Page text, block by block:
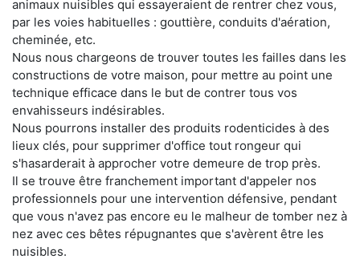
animaux nuisibles qui essayeraient de rentrer chez vous,
par les voies habituelles : gouttière, conduits d'aération,
cheminée, etc.
Nous nous chargeons de trouver toutes les failles dans les
constructions de votre maison, pour mettre au point une
technique efficace dans le but de contrer tous vos
envahisseurs indésirables.
Nous pourrons installer des produits rodenticides à des
lieux clés, pour supprimer d'office tout rongeur qui
s'hasarderait à approcher votre demeure de trop près.
Il se trouve être franchement important d'appeler nos
professionnels pour une intervention défensive, pendant
que vous n'avez pas encore eu le malheur de tomber nez à
nez avec ces bêtes répugnantes que s'avèrent être les
nuisibles.